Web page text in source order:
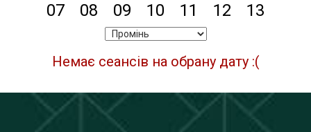
07
08 09 10 11 12 13
Немає сеансів на обрану дату :(